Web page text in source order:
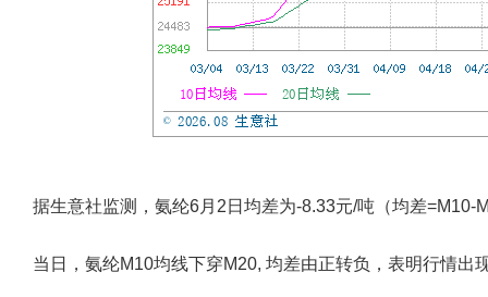
据生意社监测，氨纶6月2日均差为-8.33元/吨（均差=M10-
当日，氨纶M10均线下穿M20, 均差由正转负，表明行情出